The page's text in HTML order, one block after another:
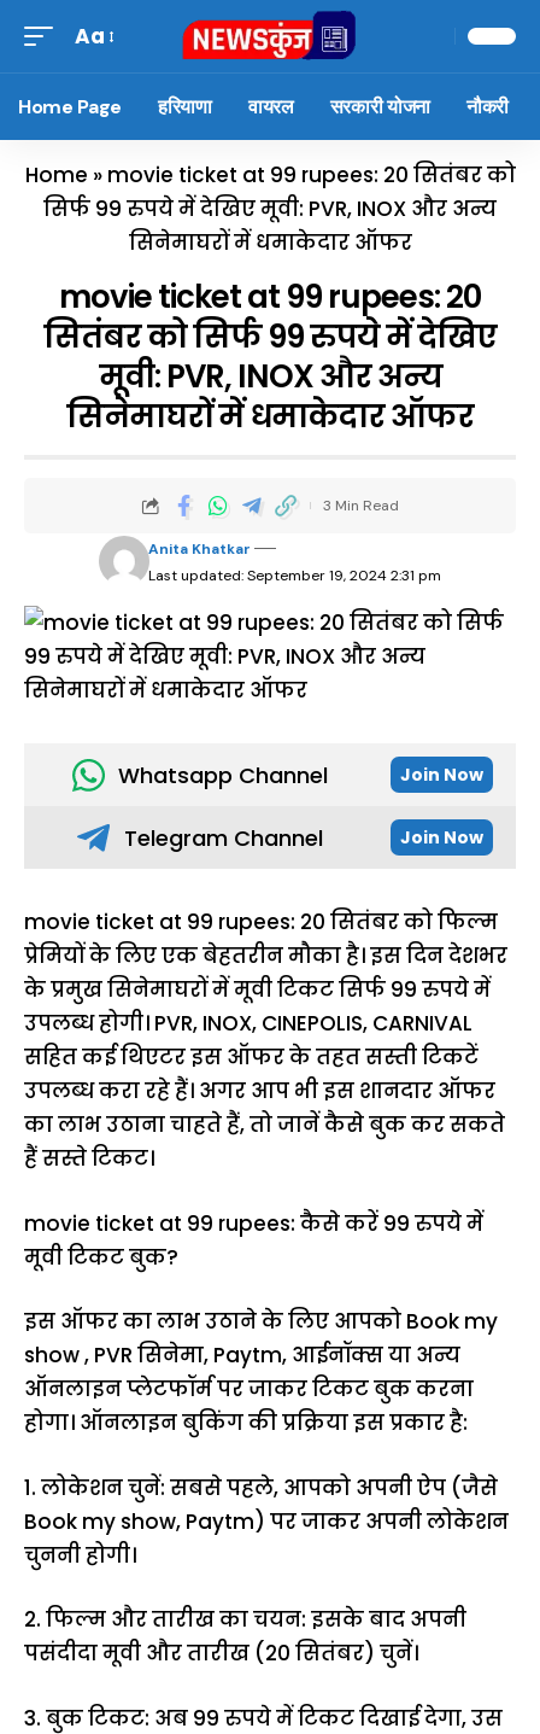
Aa
Home Page हरियाणा वायरल सरकारी योजना नौकरी
Home » movie ticket at 99 rupees: 20 सितंबर को
सिर्फ 99 रुपये में देखिए मूवी: PVR, INOX और अन्य
सिनेमाघरों में धमाकेदार ऑफर
movie ticket at 99 rupees: 20
सितंबर को सिर्फ 99 रुपये में देखिए
मूवी: PVR, INOX और अन्य
सिनेमाघरों में धमाकेदार ऑफर
Last updated: September 19, 2024 2:31 pm
Anita Khatkar
3 Min Read
Whatsapp Channel Join Now
Telegram Channel Join Now
movie ticket at 99 rupees: 20 सितंबर को फिल्म
प्रेमियों के लिए एक बेहतरीन मौका है। इस दिन देशभर
के प्रमुख सिनेमाघरों में मूवी टिकट सिर्फ 99 रुपये में
उपलब्ध होगी। PVR, INOX, CINEPOLIS, CARNIVAL
सहित कई थिएटर इस ऑफर के तहत सस्ती टिकटें
उपलब्ध करा रहे हैं। अगर आप भी इस शानदार ऑफर
का लाभ उठाना चाहते हैं, तो जानें कैसे बुक कर सकते
हैं सस्ते टिकट।
movie ticket at 99 rupees: कैसे करें 99 रुपये में
मूवी टिकट बुक?
इस ऑफर का लाभ उठाने के लिए आपको Book my
show , PVR सिनेमा, Paytm, आईनॉक्स या अन्य
ऑनलाइन प्लेटफॉर्म पर जाकर टिकट बुक करना
होगा। ऑनलाइन बुकिंग की प्रक्रिया इस प्रकार है:
1. लोकेशन चुनें: सबसे पहले, आपको अपनी ऐप (जैसे
Book my show, Paytm) पर जाकर अपनी लोकेशन
चुननी होगी।
2. फिल्म और तारीख का चयन: इसके बाद अपनी
पसंदीदा मूवी और तारीख (20 सितंबर) चुनें।
3. बुक टिकट: अब 99 रुपये में टिकट दिखाई देगा, उस